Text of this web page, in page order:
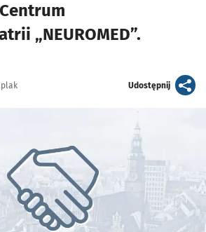
„NEUROMED”.
Udostępnijartykuł